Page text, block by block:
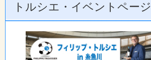
トルシエ・イベントページ